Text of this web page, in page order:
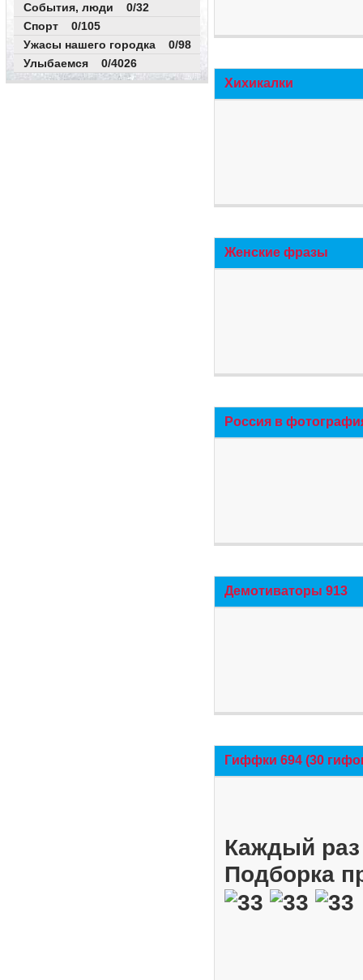
События, люди 0/32
Спорт 0/105
Ужасы нашего городка 0/98
Улыбаемся 0/4026
Хихикалки
Женские фразы
Россия в
Демотиваторы 913
Гиффки 694 (30
Каждый
Подборка